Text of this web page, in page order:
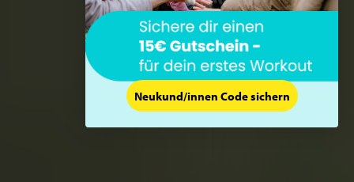
Neukund/innen Code sichern